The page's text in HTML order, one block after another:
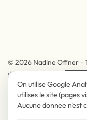
© 2026 Nadine Offner -
designé & développé par
Les textes et images sont la
En vertu de la protection
publications du contenu de
sont formellement
On utilise Google
utilises le site (pages
Aucune donnee n'est